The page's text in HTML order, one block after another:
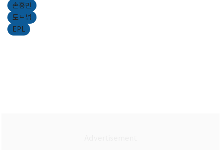
손흥민
토트넘
EPL